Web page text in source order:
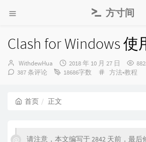
方寸间
Clash for Windows 使
博
主：
WithdewHua
发
布
2018 年 10 月 27 日
387 条评论
18686字数
分
方法•教程
首页 正文
请注意，本文编写于 2842 天前，最后